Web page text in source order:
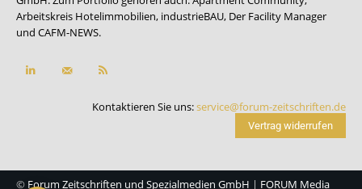
Arbeitskreis Hotelimmobilien, industrieBAU, Der Facility Manager
und CAFM-NEWS.
Kontaktieren Sie uns:service@forum-zeitschriften.de
Vertrag widerrufen
© Forum Zeitschriften und Spezialmedien GmbH | FORUM Media